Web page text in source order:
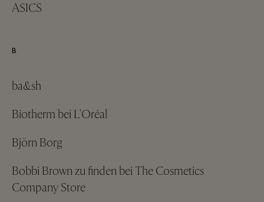
ASICS
B
ba&sh
Biotherm bei L'Oréal
Björn Borg
Bobbi Brown zu finden bei The Cosmetics
Company Store